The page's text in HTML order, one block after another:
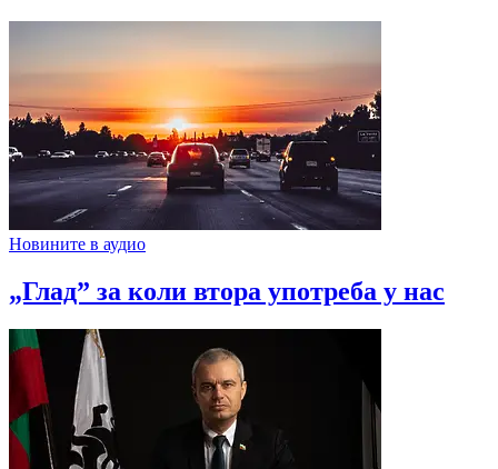
Новините в аудио
„Глад” за коли втора употреба у нас